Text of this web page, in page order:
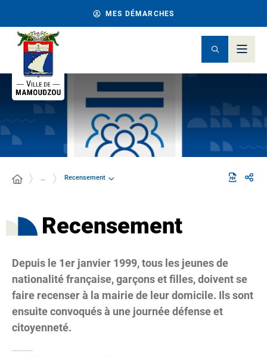
MES DÉMARCHES
… Recensement
Recensement
Depuis le 1er janvier 1999, tous les jeunes de
nationalité française, garçons et filles, doivent se
faire recenser à la mairie de leur domicile. Ils sont
ensuite convoqués à une journée défense et
citoyenneté.